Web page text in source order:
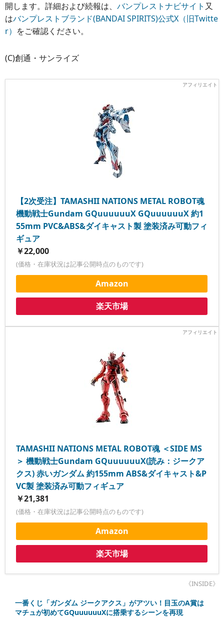
開します。詳細および続報は、 バンプレストナビサイト 又
はバンプレストブランド(BANDAI SPIRITS)公式X（旧Twitte
r） をご確認ください。
(C)創通・サンライズ
【2次受注】TAMASHII NATIONS METAL ROBOT魂
機動戦士Gundam GQuuuuuuX GQuuuuuuX 約1
55mm PVC&ABS&ダイキャスト製 塗装済み可動フィ
ギュア
￥22,000
(価格・在庫状況は記事公開時点のものです)
Amazon
楽天市場
TAMASHII NATIONS METAL ROBOT魂 ＜SIDE MS
＞ 機動戦士Gundam GQuuuuuuX(読み：ジークア
クス) 赤いガンダム 約155mm ABS&ダイキャスト&P
VC製 塗装済み可動フィギュア
￥21,381
(価格・在庫状況は記事公開時点のものです)
Amazon
楽天市場
《INSIDE》
一番くじ「ガンダム ジークアクス」がアツい！目玉のA賞は
マチュが初めてGQuuuuuuXに搭乗するシーンを再現